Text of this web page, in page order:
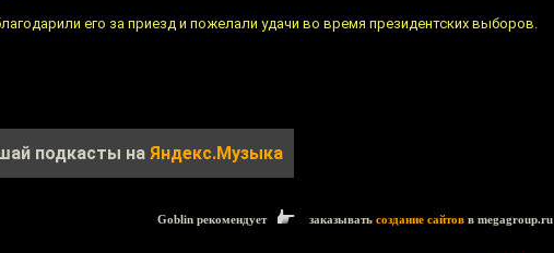
его за приезд и пожелали удачи во время президентских выборов.
подкасты на Яндекс.Музыка
Goblin рекомендует заказывать создание сайтов в megagroup.ru